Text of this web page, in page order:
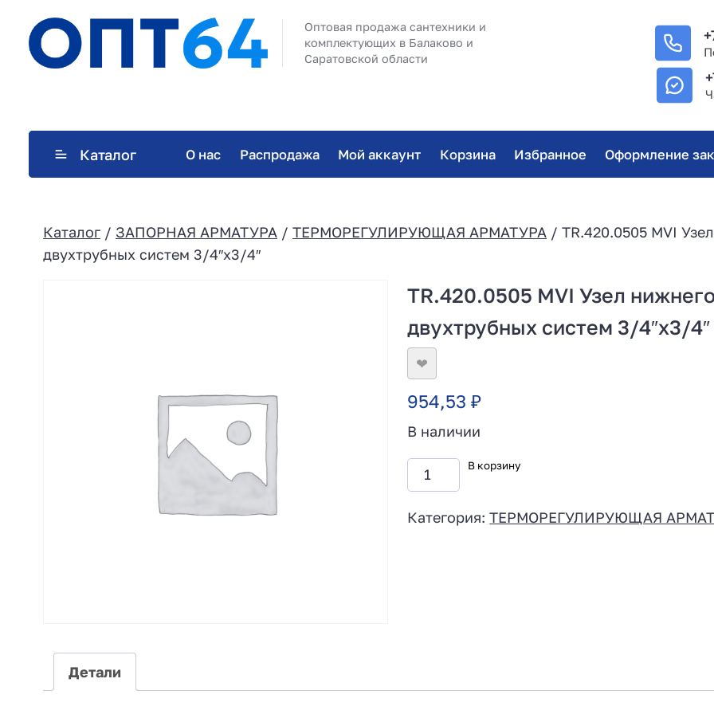
Оптовая продажа сантехники и
комплектующих в Балаково и
Саратовской области
Каталог О нас Распродажа Мой аккаунт Корзина Избранное Оформление
Каталог / ЗАПОРНАЯ АРМАТУРА / ТЕРМОРЕГУЛИРУЮЩАЯ АРМАТУРА / TR.420.0505 MVI
двухтрубных систем 3/4″х3/4″
TR.420.0505 MVI Узел
двухтрубных систем 3/4″х3/4″
❤
954,53₽
В наличии
В корзину
Категория:ТЕРМОРЕГУЛИРУЮЩАЯ
Детали